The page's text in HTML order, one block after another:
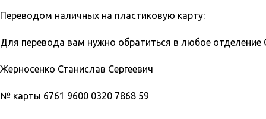
Переводом наличных на пластиковую карту:
Для перевода вам нужно обратиться в любое отделение
Жерносенко Станислав Сергеевич
№ карты 6761 9600 0320 7868 59